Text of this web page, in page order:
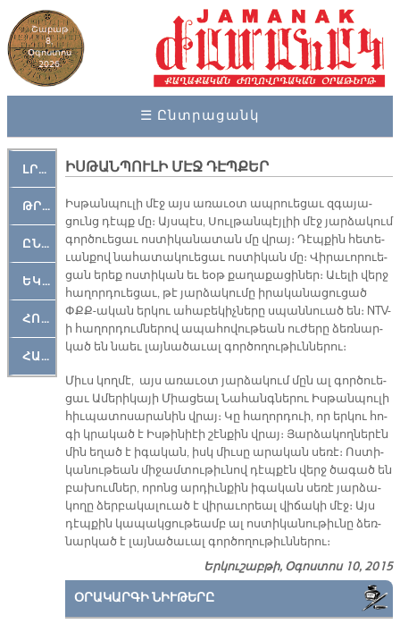
Շաբաթ
8,
Օգոստոս
2026
☰ Ընտրացանկ
ԼՐԱՀՈՍ
ԹՐՔԱՀԱՅ ԿԵԱՆՔ
ԸՆԿԵՐԱՄՇԱԿՈՒԹԱՅԻՆ
ԵԿԵՂԵՑԱԿԱՆ
ՀՈԳԵՄՏԱՒՈՐ
ՀԱՐԹԱԿ
ԻՍԹԱՆՊՈՒԼԻ ՄԷՋ ԴԷՊՔԵՐ
Իս­թան­պու­լի մէջ այս ա­ռա­ւօտ ապ­րուե­ցաւ զգա­յա­
ցունց դէպք մը։ Այս­պէս, Սուլ­թան­պէյ­լիի մէջ յար­ձա­կում
գոր­ծու­ե­ցաւ ոս­տի­կա­նա­տան մը վրայ։ Դէպ­քին հե­տե­
ւան­քով նա­հա­տա­կուե­ցաւ ոս­տի­կան մը։ Վի­րա­ւո­րուե­
ցան ե­րեք ոս­տի­կան եւ եօթ քա­ղա­քա­ցի­ներ։ Ա­ւե­լի վերջ
հա­ղոր­դուե­ցաւ, թէ յար­ձա­կու­մը ի­րա­կա­նա­ցու­ցած
ՓՔՔ­-ա­կան եր­կու ա­հա­բե­կիչ­նե­րը սպան­նուած են։ NTV-
ի հա­ղոր­դում­նե­րով ա­պա­հո­վու­թեան ու­ժե­րը ձեռ­նար­
կած են նաեւ լայ­նա­ծա­ւալ գոր­ծո­ղու­թիւն­նե­րու։
Միւս կող­մէ, այս ա­ռա­ւօտ յար­ձա­կում մըն ալ գոր­ծուե­
ցաւ Ա­մե­րի­կա­յի Միա­ցեալ Նա­հանգ­նե­րու Իս­թան­պու­լի
հիւ­պա­տո­սա­րա­նին վրայ։ Կը հա­ղոր­դուի, որ եր­կու հո­
գի կրա­կած է Իս­թի­նիէի շէն­քին վրայ։ Յար­ձա­կող­նե­րէն
մին ե­ղած է ի­գա­կան, իսկ միւ­սը ա­րա­կան սե­ռէ։ Ոս­տի­
կա­նու­թեան մի­ջամ­տու­թիւ­նով դէպ­քէն վերջ ծա­գած են
բա­խում­ներ, ո­րոնց ար­դիւն­քին ի­գա­կան սե­ռէ յար­ձա­
կո­ղը ձեր­բա­կա­լուած է վի­րա­ւո­րեալ վի­ճա­կի մէջ։ Այս
դէպ­քին կա­պակ­ցու­թեամբ ալ ոս­տի­կա­նու­թիւ­նը ձեռ­
նար­կած է լայ­նա­ծա­ւալ գոր­ծո­ղու­թիւն­նե­րու։
Երկուշաբթի, Օգոստոս 10, 2015
ՕՐԱԿԱՐԳԻ ՆԻՒԹԵՐԸ